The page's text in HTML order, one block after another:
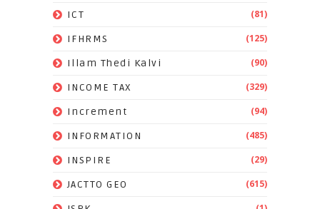
ICT (81)
IFHRMS (125)
Illam Thedi Kalvi (90)
INCOME TAX (329)
Increment (94)
INFORMATION (485)
INSPIRE (29)
JACTTO GEO (615)